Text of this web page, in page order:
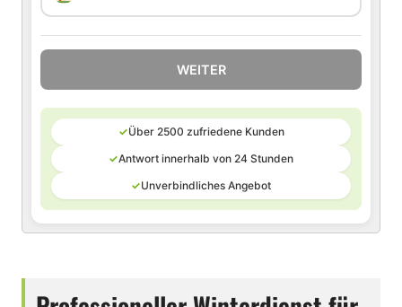
WEITER
✓Über 2500 zufriedene Kunden
✓Antwort innerhalb von 24 Stunden
✓Unverbindliches Angebot